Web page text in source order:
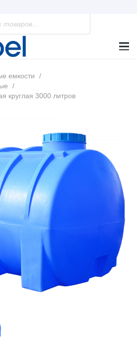
емкости
/
/
круглая 3000 литров